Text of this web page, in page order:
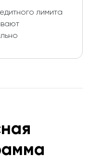
лимита